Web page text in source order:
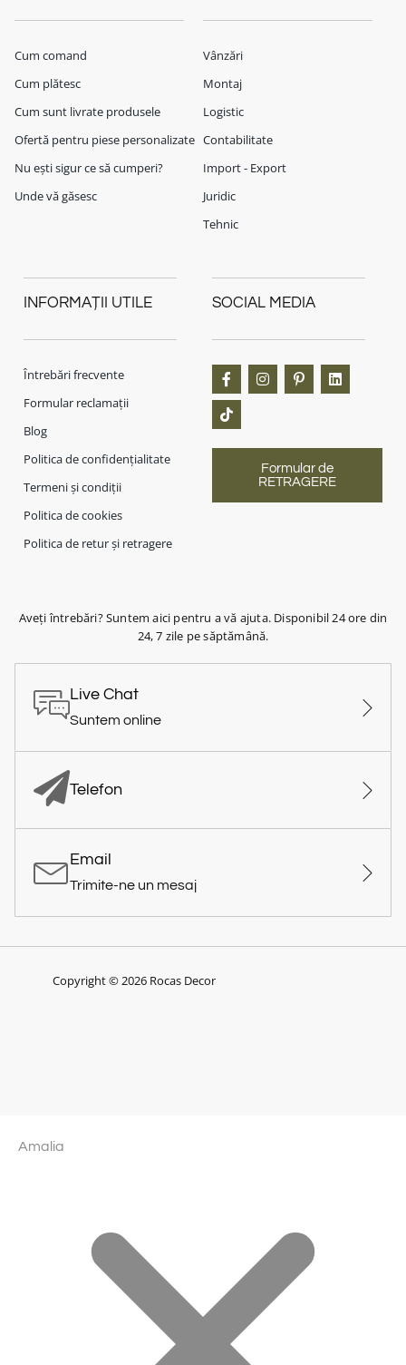
Cum comand
Cum plătesc
Cum sunt livrate produsele
Ofertă pentru piese personalizate
Nu ești sigur ce să cumperi?
Unde vă găsesc
Vânzări
Montaj
Logistic
Contabilitate
Import - Export
Juridic
Tehnic
INFORMAȚII UTILE
Întrebări frecvente
Formular reclamații
Blog
Politica de confidențialitate
Termeni și condiții
Politica de cookies
Politica de retur și retragere
SOCIAL MEDIA
Formular de
RETRAGERE
Aveți întrebări? Suntem aici pentru a vă ajuta. Disponibil 24 ore din
24, 7 zile pe săptămână.
Live Chat
Suntem online
Telefon
Email
Trimite-ne un mesaj
Copyright © 2026 Rocas Decor
Amalia